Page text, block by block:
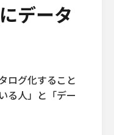
データ
ログ化すること
る人」と「デー